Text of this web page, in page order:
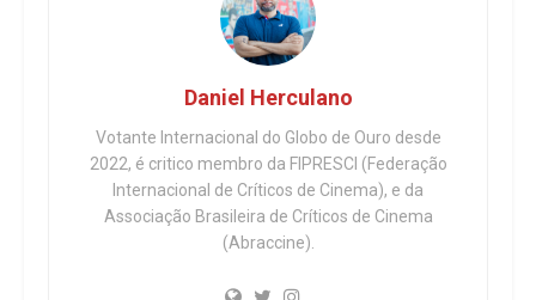
Daniel Herculano
Votante Internacional do Globo de Ouro desde
2022, é critico membro da FIPRESCI (Federação
Internacional de Críticos de Cinema), e da
Associação Brasileira de Críticos de Cinema
(Abraccine).